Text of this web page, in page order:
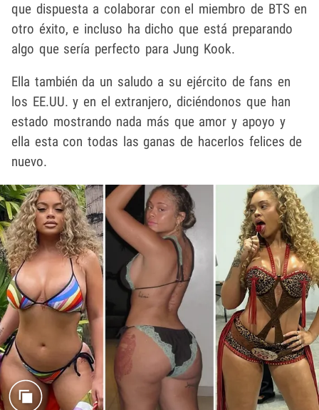
que dispuesta a colaborar con el miembro de BTS en
otro éxito, e incluso ha dicho que está preparando
algo que sería perfecto para Jung Kook.
Ella también da un saludo a su ejército de fans en
los EE.UU. y en el extranjero, diciéndonos que han
estado mostrando nada más que amor y apoyo y
ella esta con todas las ganas de hacerlos felices de
nuevo.